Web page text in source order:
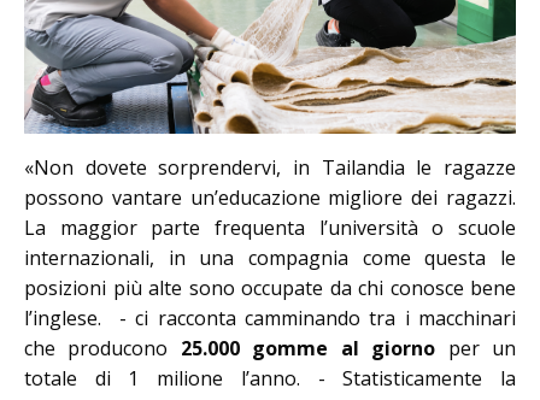
«Non dovete sorprendervi, in Tailandia le ragazze
possono vantare un’educazione migliore dei ragazzi.
La maggior parte frequenta l’università o scuole
internazionali, in una compagnia come questa le
posizioni più alte sono occupate da chi conosce bene
l’inglese. - ci racconta camminando tra i macchinari
che producono 25.000 gomme al giorno per un
totale di 1 milione l’anno. - Statisticamente la